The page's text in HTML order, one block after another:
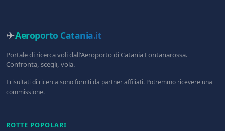
✈Aeroporto Catania.it
Portale di ricerca voli dall'Aeroporto di Catania Fontanarossa.
Confronta, scegli, vola.
I risultati di ricerca sono forniti da partner affiliati. Potremmo ricevere una
commissione.
ROTTE POPOLARI